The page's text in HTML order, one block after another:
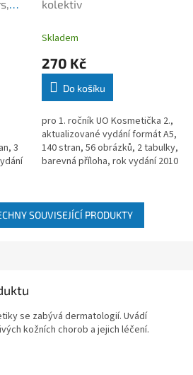
3
kolektiv
Skladem
270 Kč
Do košíku
pro 1. ročník UO Kosmetička 2.,
aktualizované vydání formát A5,
140 stran, 56 obrázků, 2 tabulky,
barevná příloha, rok vydání 2010
SOUVISEJÍCÍ PRODUKTY
se zabývá dermatologií. Uvádí
kožních chorob a jejich léčení.